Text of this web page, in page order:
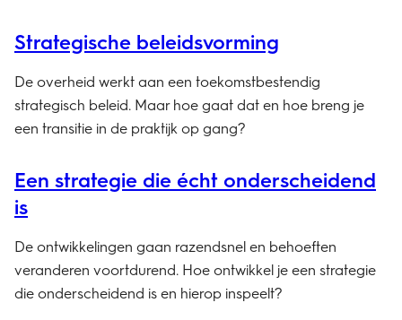
Strategische beleidsvorming
De overheid werkt aan een toekomstbestendig
strategisch beleid. Maar hoe gaat dat en hoe breng je
een transitie in de praktijk op gang?
Een strategie die écht onderscheidend
is
De ontwikkelingen gaan razendsnel en behoeften
veranderen voortdurend. Hoe ontwikkel je een strategie
die onderscheidend is en hierop inspeelt?